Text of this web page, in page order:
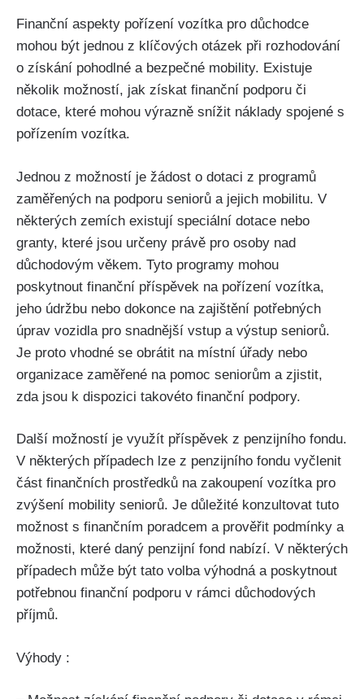
Finanční aspekty pořízení vozítka pro důchodce
mohou být jednou z klíčových otázek při rozhodování
o získání pohodlné a bezpečné mobility. Existuje
několik možností, jak získat finanční podporu či
dotace, které mohou výrazně snížit náklady spojené s
pořízením vozítka.
Jednou z možností je žádost o dotaci z programů
zaměřených na podporu seniorů a jejich mobilitu. V
některých zemích existují speciální dotace nebo
granty, které jsou určeny právě pro osoby nad
důchodovým věkem. Tyto programy mohou
poskytnout finanční příspěvek na pořízení vozítka,
jeho údržbu nebo dokonce na zajištění potřebných
úprav vozidla pro snadnější vstup a výstup seniorů.
Je proto vhodné se obrátit na místní úřady nebo
organizace zaměřené na pomoc seniorům a zjistit,
zda jsou k dispozici takovéto finanční podpory.
Další možností je využít příspěvek z penzijního fondu.
V některých případech lze z penzijního fondu vyčlenit
část finančních prostředků na zakoupení vozítka pro
zvýšení mobility seniorů. Je důležité konzultovat tuto
možnost s finančním poradcem a prověřit podmínky a
možnosti, které daný penzijní fond nabízí. V některých
případech může být tato volba výhodná a poskytnout
potřebnou finanční podporu v rámci důchodových
příjmů.
Výhody :